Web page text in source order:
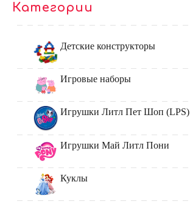
Категории
Детские конструкторы
Игровые наборы
Игрушки Литл Пет Шоп (LPS)
Игрушки Май Литл Пони
Куклы